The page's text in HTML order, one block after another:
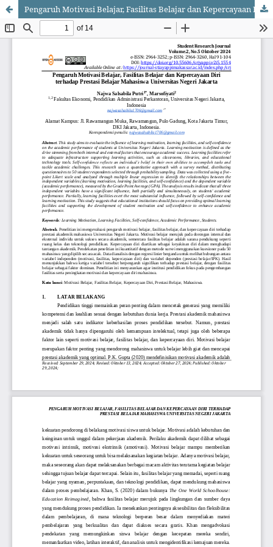
Pengaruh Motivasi Belajar, Fasilitas Belajar dan Kepercayaan Diri terhadap Prestasi Belajar Mahasiswa Universitas Negeri Jakarta